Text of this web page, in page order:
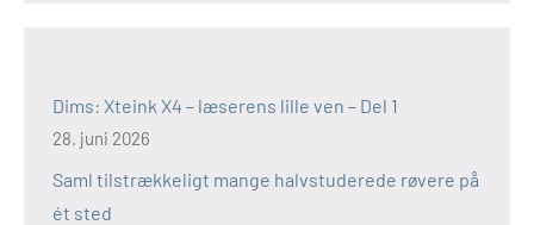
Dims: Xteink X4 – læserens lille ven – Del 1
28. juni 2026
Saml tilstrækkeligt mange halvstuderede røvere på
ét sted